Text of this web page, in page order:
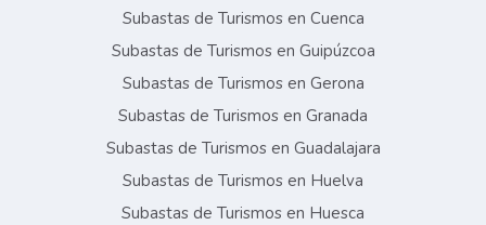
Subastas de Turismos en Cuenca
Subastas de Turismos en Guipúzcoa
Subastas de Turismos en Gerona
Subastas de Turismos en Granada
Subastas de Turismos en Guadalajara
Subastas de Turismos en Huelva
Subastas de Turismos en Huesca